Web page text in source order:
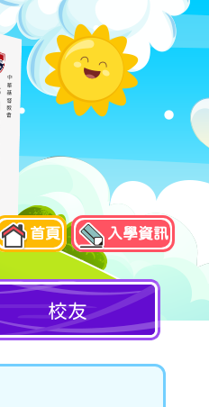
首頁 入學資訊
校友